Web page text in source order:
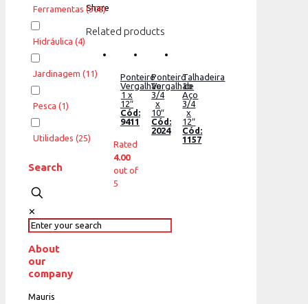
Share
Related products
Ponteiro
Vergalhão
1 x
12″
Cód:
9411
Rated
4.00
out of
5
Ponteiro
Vergalhão
3/4
x
10″
Cód:
2024
Talhadeira
de
Aço
3/4
x
12″
Cód:
1157
Ferramentas (308)
Hidráulica (4)
Jardinagem (11)
Pesca (1)
Utilidades (25)
Search
✕
About
our
company
Mauris